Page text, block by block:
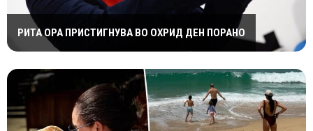
РИТА ОРА ПРИСТИГНУВА ВО ОХРИД ДЕН ПОРАНО